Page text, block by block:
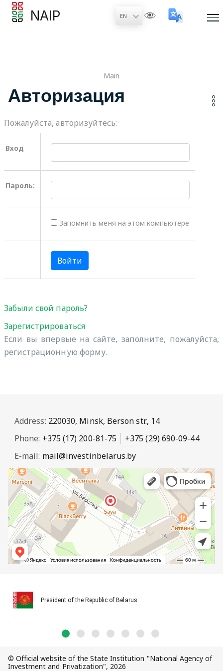
NAIP
Main
Авторизация
Пожалуйста, авторизуйтесь:
Вход
Пароль:
Запомнить меня на этом компьютере
Забыли свой пароль?
Зарегистрироваться
Если вы впервые на сайте, заполните, пожалуйста,
регистрационную форму.
Address: 220030, Minsk, Berson str., 14
Phone: +375 (17) 200-81-75
+375 (29) 690-09-44
E-mail: mail@investinbelarus.by
President of the Republic of Belarus
© Official website of the State Institution "National Agency of
Investment and Privatization", 2026